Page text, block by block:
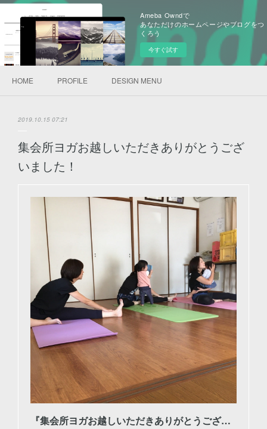
Ameba Owndで
あなただけのホームページやブログをつ
くろう
今すぐ試す
HOME PROFILE DESIGN MENU
2019.10.15 07:21
集会所ヨガお越しいただきありがとうござ
いました！
『集会所ヨガお越しいただきありがとうございました！』